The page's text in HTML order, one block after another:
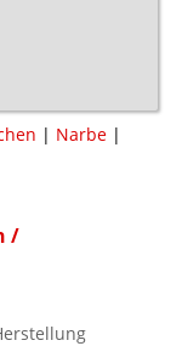
| Narbe |
/